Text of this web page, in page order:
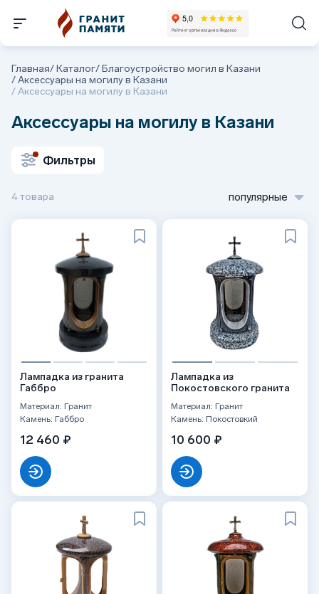
Главная/Каталог/Благоустройство могил в Казани
/Аксессуары на могилу в Казани
/Аксессуары на могилу в Казани
Аксессуары на могилу в Казани
Фильтры
4 товара популярные
Лампадка из гранита
Габбро
Материал: Гранит
Камень: Габбро
12 460 ₽
Лампадка из
Покостовского гранита
Материал: Гранит
Камень: Покостовкий
10 600 ₽